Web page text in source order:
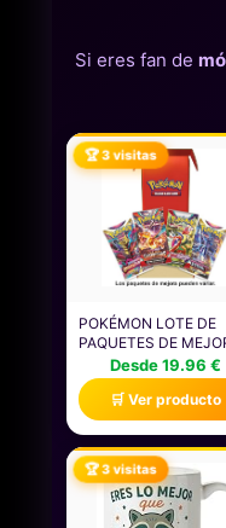
Si eres fan de
🏆 3 visitas
POKÉMON LOTE DE
PAQUETES DE
DE JCC POKÉMON (4
PAQUETES DE
40 CARTAS EN
(PUEDE CONTENER
PAQUETES DE
DUPLICADOS) ESTE
UN PRODUCTO EN
ESPAÑOL.
Desde 19.96 €
🛒 Ver producto
🏆 3 visitas